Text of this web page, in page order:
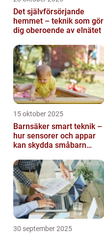
Det självförsörjande
hemmet – teknik som gör
dig oberoende av elnätet
15 oktober 2025
Barnsäker smart teknik –
hur sensorer och appar
kan skydda småbarn
30 september 2025